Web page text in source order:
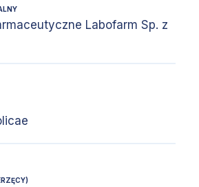
Labofarm Sp. z